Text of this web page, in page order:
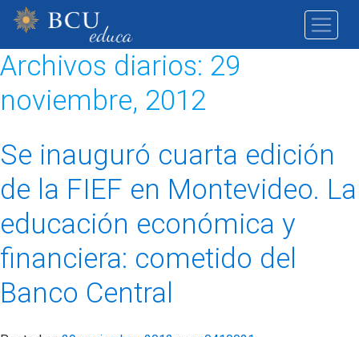
Archivos diarios: 29
noviembre, 2012
Se inauguró cuarta edición
de la FIEF en Montevideo. La
educación económica y
financiera: cometido del
Banco Central